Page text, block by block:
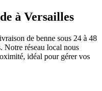
à Versailles
de benne sous 24 à 48
Notre réseau local nous
idéal pour gérer vos